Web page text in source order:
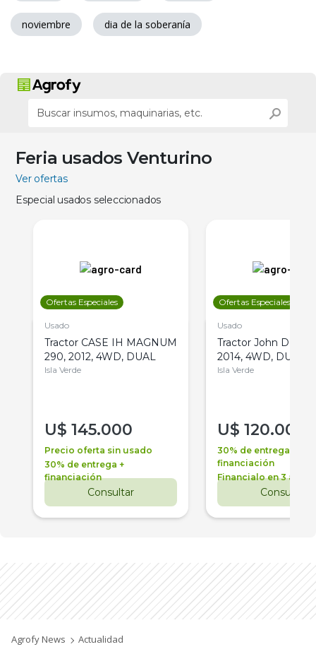
noviembre dia de la soberanía
Feria usados Venturino
Ver ofertas
Especial usados seleccionados
Ofertas Especiales
Usado
Tractor CASE IH MAGNUM
290, 2012, 4WD, DUAL
Isla Verde
U$ 145.000
Precio oferta sin usado
30% de entrega +
financiación
Consultar
Ofertas Especiales
Usado
Tractor John Deere
2014, 4WD, DUAL
Isla Verde
U$ 120.000
30% de entrega +
financiación
Financialo en 3 años
Consultar
Agrofy News Actualidad